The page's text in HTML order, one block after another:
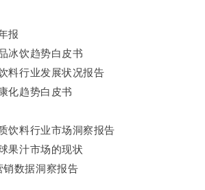
报
冰饮趋势白皮书
料行业发展状况报告
化趋势白皮书
饮料行业市场洞察报告
果汁市场的现状
数据洞察报告